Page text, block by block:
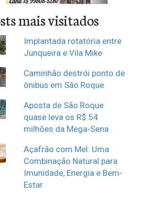
mais visitados
Implantada rotatória entre
Junqueira e Vila Mike
Caminhão destrói ponto de
ônibus em São Roque
Aposta de São Roque
quase leva os R$ 54
milhões da Mega-Sena
Açafrão com Mel: Uma
Combinação Natural para
Imunidade, Energia e Bem-
Estar